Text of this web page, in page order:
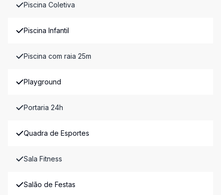
Piscina Coletiva
Piscina Infantil
Piscina com raia 25m
Playground
Portaria 24h
Quadra de Esportes
Sala Fitness
Salão de Festas